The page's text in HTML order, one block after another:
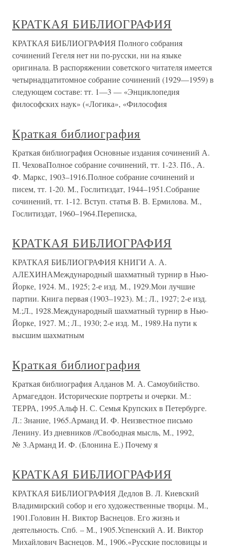
КРАТКАЯ БИБЛИОГРАФИЯ
КРАТКАЯ БИБЛИОГРАФИЯ Полного собрания
сочинений Гегеля нет ни по-русски, ни на языке
оригинала. В распоряжении советского читателя имеется
четырнадцатитомное собрание сочинений (1929—1959) в
следующем составе: тт. 1—3 — «Энциклопедия
философских наук» («Логика», «Философия
Краткая библиография
Краткая библиография Основные издания сочинений А.
П. ЧеховаПолное собрание сочинений, тт. 1-23. Пб., А.
Ф. Маркс, 1903–1916.Полное собрание сочинений и
писем, тт. 1-20. М., Гослитиздат, 1944–1951.Собрание
сочинений, тт. 1-12. Вступ. статья В. В. Ермилова. М.,
Гослитиздат, 1960–1964.Переписка,
КРАТКАЯ БИБЛИОГРАФИЯ
КРАТКАЯ БИБЛИОГРАФИЯ КНИГИ А. А.
АЛЕХИНАМеждународный шахматный турнир в Нью-
Йорке, 1924. М., 1925; 2-е изд. М., 1929.Мои лучшие
партии. Книга первая (1903–1923). М.; Л., 1927; 2-е изд.
М.;Л., 1928.Международный шахматный турнир в Нью-
Йорке, 1927. М.; Л., 1930; 2-е изд. М., 1989.На пути к
высшим шахматным
Краткая библиография
Краткая библиография Алданов М. А. Самоубийство.
Армагеддон. Исторические портреты и очерки. М.:
ТЕРРА, 1995.Альф Н. С. Семья Крупских в Петербурге.
Л.: Знание, 1965.Арманд И. Ф. Неизвестное письмо
Ленину. Из дневников //Свободная мысль, М., 1992,
№ 3.Арманд И. Ф. (Блонина Е.) Почему я
КРАТКАЯ БИБЛИОГРАФИЯ
КРАТКАЯ БИБЛИОГРАФИЯ Дедлов В. Л. Киевский
Владимирский собор и его художественные творцы. М.,
1901.Головин Н. Виктор Васнецов. Его жизнь и
деятельность. Спб. – М., 1905.Успенский А. И. Виктор
Михайлович Васнецов. М., 1906.«Русские пословицы и